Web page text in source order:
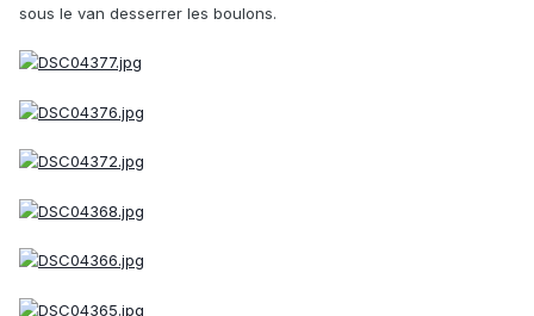
sous le van desserrer les boulons.